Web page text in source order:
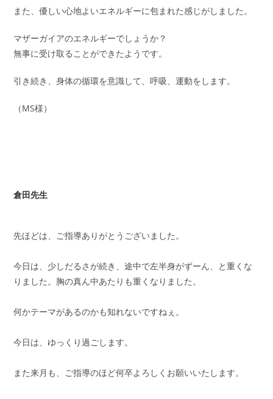
また、優しい心地よいエネルギーに包まれた感じがしました。
マザーガイアのエネルギーでしょうか？
無事に受け取ることができたようです。
引き続き、身体の循環を意識して、呼吸、運動をします。
（MS様）
倉田先生
先ほどは、ご指導ありがとうございました。
今日は、少しだるさが続き、途中で左半身がずーん、と重くな
りました。胸の真ん中あたりも重くなりました。
何かテーマがあるのかも知れないですねぇ。
今日は、ゆっくり過ごします。
また来月も、ご指導のほど何卒よろしくお願いいたします。